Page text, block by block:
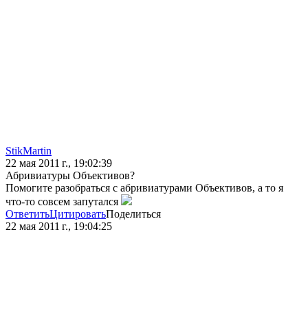
StikMartin
22 мая 2011 г., 19:02:39
Абривиатуры Объективов?
Помогите разобраться с абривиатурами Объективов, а то я
что-то совсем запутался
ОтветитьЦитироватьПоделиться
22 мая 2011 г., 19:04:25